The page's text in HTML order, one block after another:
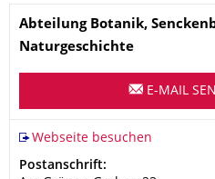
Name
Abteilung Botanik,
Naturgeschichte
E-MAIL
Webseite besuchen
Adresse
Postanschrift: